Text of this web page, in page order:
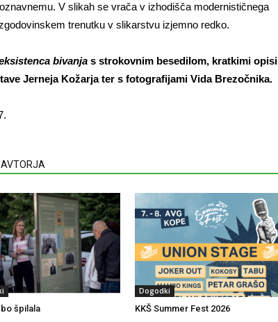
V slikah se vrača v izhodišča modernističnega
trenutku v slikarstvu izjemno redko.
bivanja s strokovnim besedilom, kratkimi opisi
Jerneja Kožarja ter s fotografijami Vida Brezočnika.
AVTORJA
špilala
Dogodki
KKŠ Summer Fest 2026